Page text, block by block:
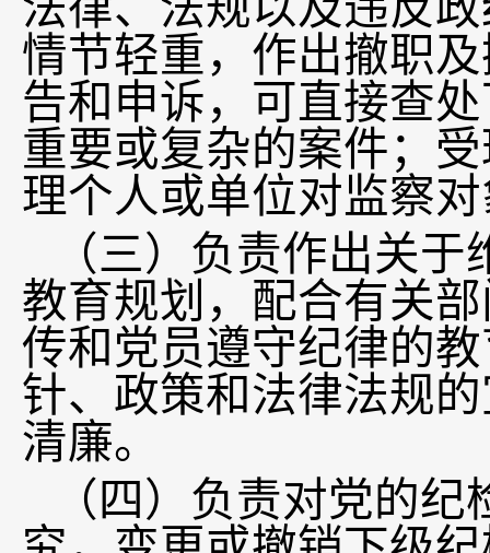
情节轻重，作出撤职
告和申诉，可直接查
重要或复杂的案件；
理个人或单位对监察
（三）负责作出关
教育规划，配合有关
传和党员遵守纪律的
针、政策和法律法规
清廉。
（四）负责对党的